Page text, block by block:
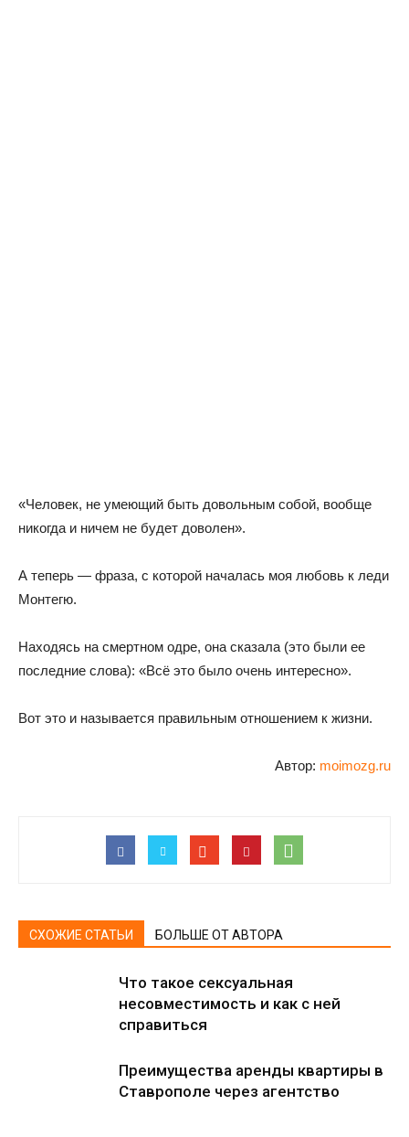
«Человек, не умеющий быть довольным собой, вообще
никогда и ничем не будет доволен».
А теперь — фраза, с которой началась моя любовь к леди
Монтегю.
Находясь на смертном одре, она сказала (это были ее
последние слова): «Всё это было очень интересно».
Вот это и называется правильным отношением к жизни.
Автор: moimozg.ru
СХОЖИЕ СТАТЬИ БОЛЬШЕ ОТ АВТОРА
Что такое сексуальная
несовместимость и как с ней
справиться
Преимущества аренды квартиры в
Ставрополе через агентство